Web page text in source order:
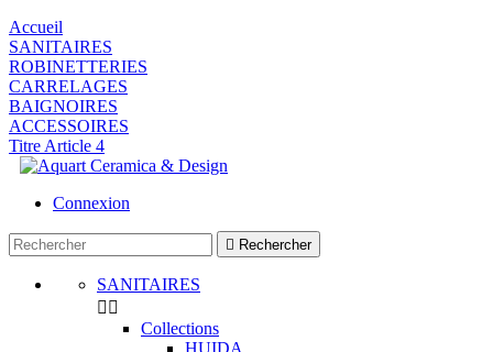
Accueil
SANITAIRES
ROBINETTERIES
CARRELAGES
BAIGNOIRES
ACCESSOIRES
Titre Article 4
Connexion
 Rechercher
SANITAIRES
 
Collections
HUIDA